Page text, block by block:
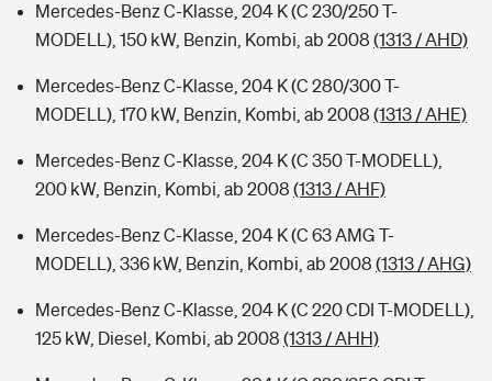
Mercedes-Benz C-Klasse, 204 K (C 230/250 T-
MODELL), 150 kW, Benzin, Kombi, ab 2008 (1313 / AHD)
Mercedes-Benz C-Klasse, 204 K (C 280/300 T-
MODELL), 170 kW, Benzin, Kombi, ab 2008 (1313 / AHE)
Mercedes-Benz C-Klasse, 204 K (C 350 T-MODELL),
200 kW, Benzin, Kombi, ab 2008 (1313 / AHF)
Mercedes-Benz C-Klasse, 204 K (C 63 AMG T-
MODELL), 336 kW, Benzin, Kombi, ab 2008 (1313 / AHG)
Mercedes-Benz C-Klasse, 204 K (C 220 CDI T-MODELL),
125 kW, Diesel, Kombi, ab 2008 (1313 / AHH)